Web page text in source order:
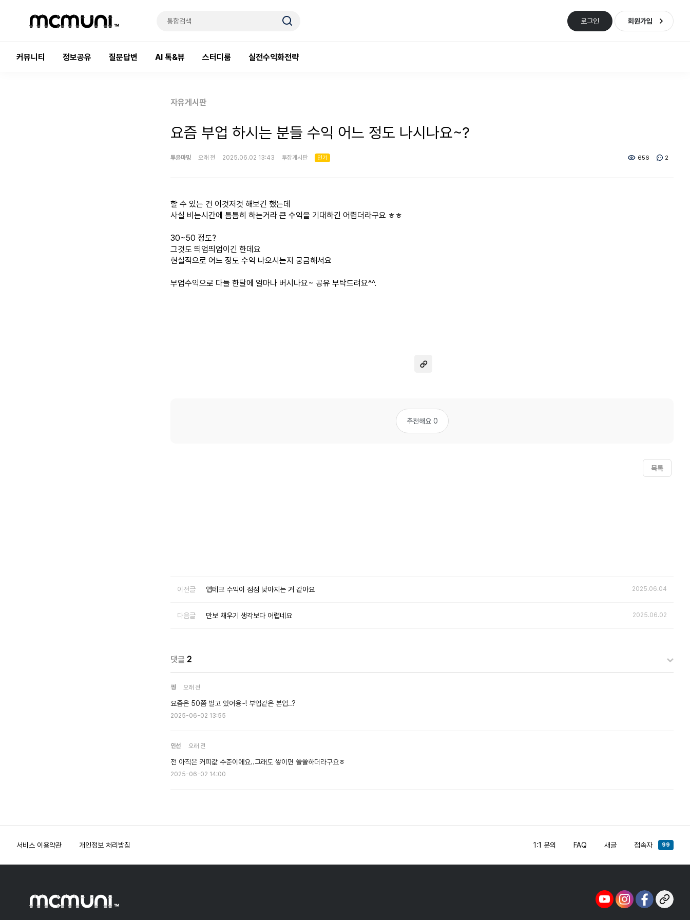
로그인 회원가입
커뮤니티 정보공유 질문답변 AI 톡&뷰 스터디룸 실전수익화전략
자유게시판
요즘 부업 하시는 분들 수익 어느 정도 나시나요~?
투윤마밍 오래 전 2025.06.02 13:43 투잡게시판 인기 656 2
할 수 있는 건 이것저것 해보긴 했는데
사실 비는시간에 틈틈히 하는거라 큰 수익을 기대하긴 어렵더라구요 ㅎㅎ
30~50 정도?
그것도 띄엄띄엄이긴 한데요
현실적으로 어느 정도 수익 나오시는지 궁금해서요
부업수익으로 다들 한달에 얼마나 버시나요~ 공유 부탁드려요^^.
추천해요 0
목록
이전글 앱테크 수익이 점점 낮아지는 거 같아요 2025.06.04
다음글 만보 채우기 생각보다 어렵네요 2025.06.02
댓글 2
쩡 오래 전
요즘은 50쯤 벌고 있어용~! 부업같은 본업..?
2025-06-02 13:55
인선 오래 전
전 아직은 커피값 수준이에요..그래도 쌓이면 쏠쏠하더라구요ㅎ
2025-06-02 14:00
서비스 이용약관 개인정보 처리방침 1:1 문의 FAQ 새글 접속자 99